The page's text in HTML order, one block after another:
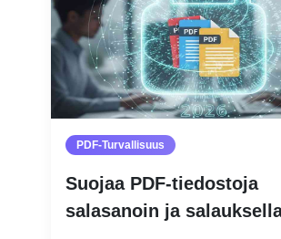
PDF-Turvallisuus
Suojaa PDF-tiedostoja
salasanoin ja